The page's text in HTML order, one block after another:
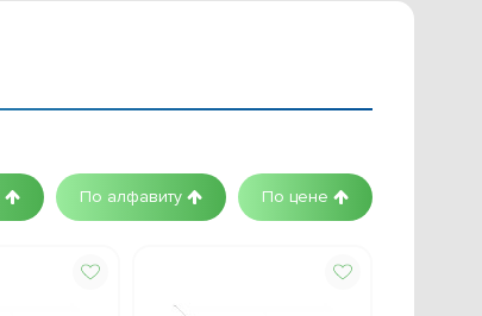
По алфавиту По цене